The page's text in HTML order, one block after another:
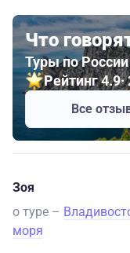
Что
Туры по
Рейтинг 4.9
Все
Зоя
о туре –
моря